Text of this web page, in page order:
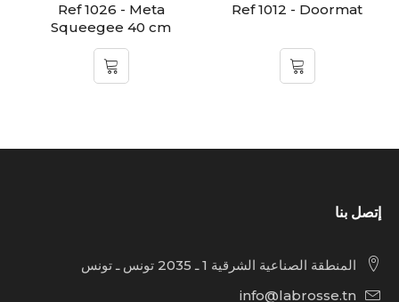
Ref 1012 - Doormat
Ref 1026 - Meta
Squeegee 40 cm
إتصل بنا
المنطقة الصناعية الشرقية 1 ـ 2035 تونس ـ تونس
info@labrosse.tn